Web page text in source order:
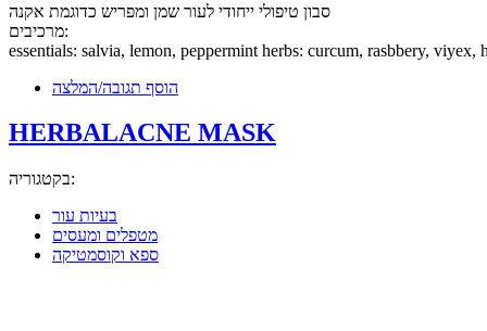
סבון טיפולי ייחודי לעור שמן ומפריש כדוגמת אקנה
מרכיבים:
essentials: salvia, lemon, peppermint herbs: curcum, rasbbery, viyex,
הוסף תגובה/המלצה
HERBALACNE MASK
בקטגוריה:
בעיות עור
מטפלים ומעסים
ספא וקוסמטיקה